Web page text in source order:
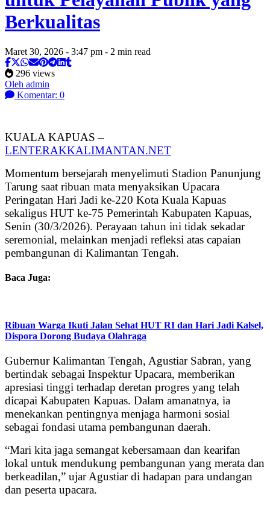
Berkualitas
Maret 30, 2026 - 3:47 pm - 2 min read
296 views
Oleh admin
Komentar: 0
KUALA KAPUAS –
LENTERAKKALIMANTAN.NET
Momentum bersejarah menyelimuti Stadion Panunjung
Tarung saat ribuan mata menyaksikan Upacara
Peringatan Hari Jadi ke-220 Kota Kuala Kapuas
sekaligus HUT ke-75 Pemerintah Kabupaten Kapuas,
Senin (30/3/2026). Perayaan tahun ini tidak sekadar
seremonial, melainkan menjadi refleksi atas capaian
pembangunan di Kalimantan Tengah.
Baca Juga:
Ribuan Warga Ikuti Jalan Sehat HUT RI dan Hari Jadi Kalsel,
Dispora Dorong Budaya Olahraga
Gubernur Kalimantan Tengah, Agustiar Sabran, yang
bertindak sebagai Inspektur Upacara, memberikan
apresiasi tinggi terhadap deretan progres yang telah
dicapai Kabupaten Kapuas. Dalam amanatnya, ia
menekankan pentingnya menjaga harmoni sosial
sebagai fondasi utama pembangunan daerah.
“Mari kita jaga semangat kebersamaan dan kearifan
lokal untuk mendukung pembangunan yang merata dan
berkeadilan,” ujar Agustiar di hadapan para undangan
dan peserta upacara.